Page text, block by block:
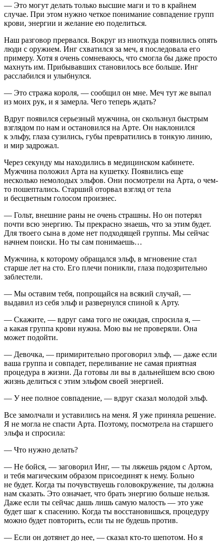
— Это могут делать только высшие маги и то в крайнем
случае. При этом нужно четкое понимание совпадение групп
крови, энергии и желание ею поделиться.
Наш разговор прервался. Вокруг из ниоткуда появились опять
люди с оружием. Инг схватился за меч, я последовала его
примеру. Хотя я очень сомневаюсь, что смогла бы даже просто
махнуть им. Прибывавших становилось все больше. Инг
расслабился и улыбнулся.
— Это стража короля, — сообщил он мне. Меч тут же выпал
из моих рук, и я замерла. Чего теперь ждать?
Вдруг появился серьезный мужчина, он скользнул быстрым
взглядом по нам и остановился на Арте. Он наклонился
к эльфу, глаза сузились, губы превратились в тонкую линию,
и мир задрожал.
Через секунду мы находились в медицинском кабинете.
Мужчина положил Арта на кушетку. Появились еще
несколько немолодых эльфов. Они посмотрели на Арта, о чем-
то пошептались. Старший оторвал взгляд от тела
и бесцветным голосом произнес.
— Гольт, внешние раны не очень страшны. Но он потерял
почти всю энергию. Ты прекрасно знаешь, что за этим будет.
Для твоего сына в доме нет подходящей группы. Мы сейчас
начнем поиски. Но ты сам понимаешь…
Мужчина, к которому обращался эльф, в мгновение стал
старше лет на сто. Его плечи поникли, глаза подозрительно
заблестели.
— Мы оставим тебя, попрощайся на всякий случай, —
выдавил из себя эльф и развернулся спиной к Арту.
— Скажите, — вдруг сама того не ожидая, спросила я, —
а какая группа крови нужна. Мою вы не проверяли. Она
может подойти.
— Девочка, — примирительно проговорил эльф, — даже если
ваша группа и совпадет, переливание не самая приятная
процедура в жизни. Да готовы ли вы в дальнейшем всю свою
жизнь делиться с этим эльфом своей энергией.
— У нее полное совпадение, — вдруг сказал молодой эльф.
Все замолчали и уставились на меня. Я уже приняла решение.
Я не могла не спасти Арта. Поэтому, посмотрела на старшего
эльфа и спросила:
— Что нужно делать?
— Не бойся, — заговорил Инг, — ты ляжешь рядом с Артом,
и тебя магическим образом присоединят к нему. Больно
не будет. Когда ты почувствуешь головокружение, ты должна
нам сказать. Это означает, что брать энергию больше нельзя.
Даже если ты сейчас дашь лишь самую малость — это уже
будет шаг к спасению. Когда ты восстановишься, процедуру
можно будет повторить, если ты не будешь против.
— Если он дотянет до нее, — сказал кто-то шепотом. Но я